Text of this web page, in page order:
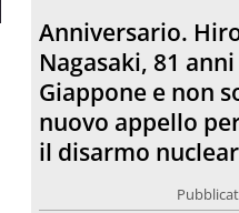
Morto Francesco
L’amico teologo,
per molti: